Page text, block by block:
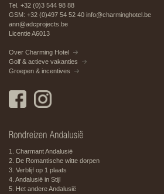
Tel. +32 (0)3 544 98 88
GSM: +32 (0)497 54 52 40 info@charminghotel.be
ann@adcprojects.be
Licentie A6013
Over Charming Hotel
Golf & actieve vakanties
Groepen & incentives
1. Charmant Andalusië
2. De Romantische witte dorpen
3. Verblijf op 1 plaats
4. Andalusië in Stijl
5. Het andere Andalusië